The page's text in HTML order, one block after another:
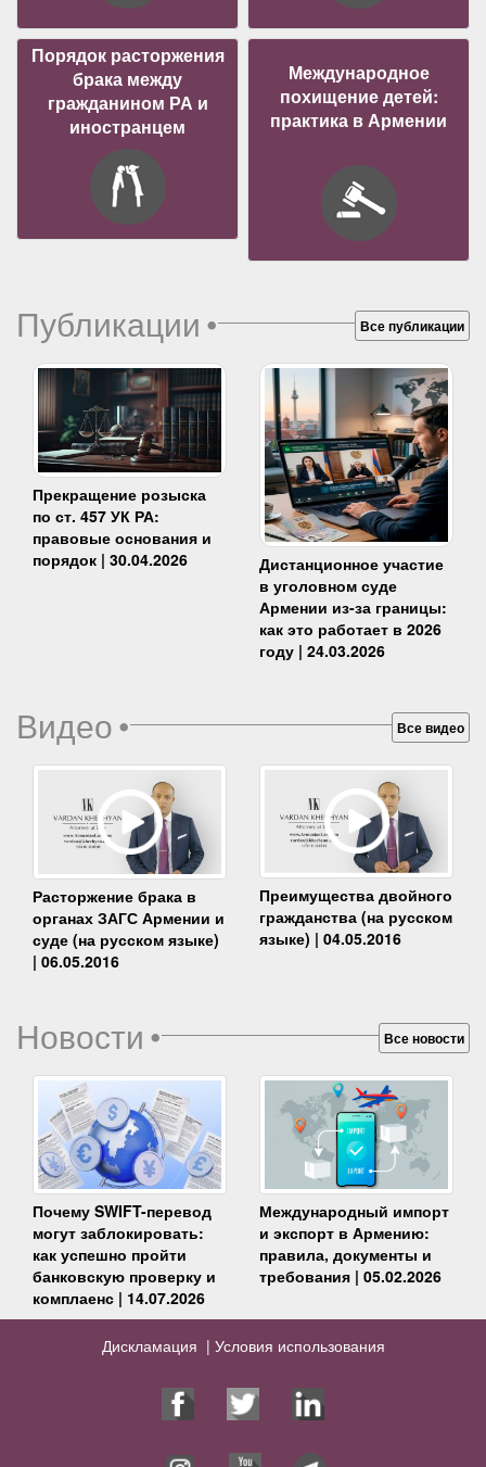
Порядок расторжения
брака между
гражданином РА и
иностранцем
Международное
похищение детей:
практика в Армении
Публикации• Все публикации
Прекращение розыска
по ст. 457 УК РА:
правовые основания и
порядок | 30.04.2026
Дистанционное участие
в уголовном суде
Армении из-за границы:
как это работает в 2026
году | 24.03.2026
Видео• Все видео
Расторжение брака в
органах ЗАГС Армении и
суде (на русском языке)
| 06.05.2016
Преимущества двойного
гражданства (на русском
языке) | 04.05.2016
Новости• Все новости
Почему SWIFT-перевод
могут заблокировать:
как успешно пройти
банковскую проверку и
комплаенс | 14.07.2026
Международный импорт
и экспорт в Армению:
правила, документы и
требования | 05.02.2026
Дискламация | Условия использования